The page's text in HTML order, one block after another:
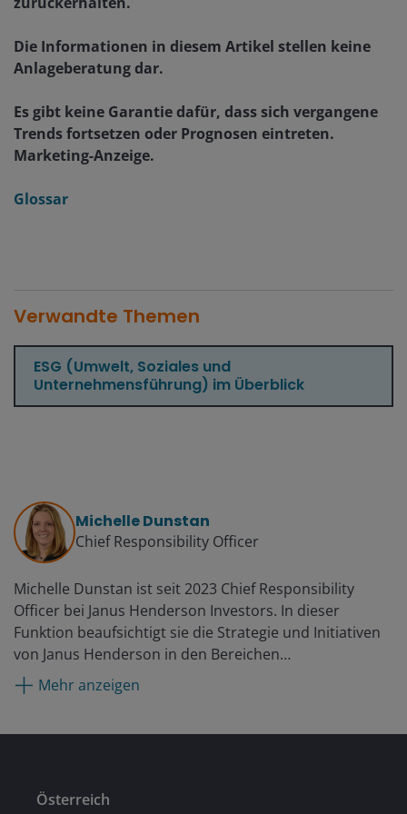
Die Informationen in diesem Artikel stellen keine
Anlageberatung dar.
Es gibt keine Garantie dafür, dass sich vergangene
Trends fortsetzen oder Prognosen eintreten.
Marketing-Anzeige.
Glossar
Verwandte Themen
ESG (Umwelt, Soziales und
Unternehmensführung) im Überblick
Michelle Dunstan
Chief Responsibility Officer
Michelle Dunstan ist seit 2023 Chief Responsibility
Officer bei Janus Henderson Investors. In dieser
Funktion beaufsichtigt sie die Strategie und Initiativen
von Janus Henderson in den Bereichen
Unternehmensverantwortung und
verantwortungsbewusstes Investieren. Sie leitet das
Produktteams zu erweitern sowie die Verbesserung
Mehr anzeigen
Österreich